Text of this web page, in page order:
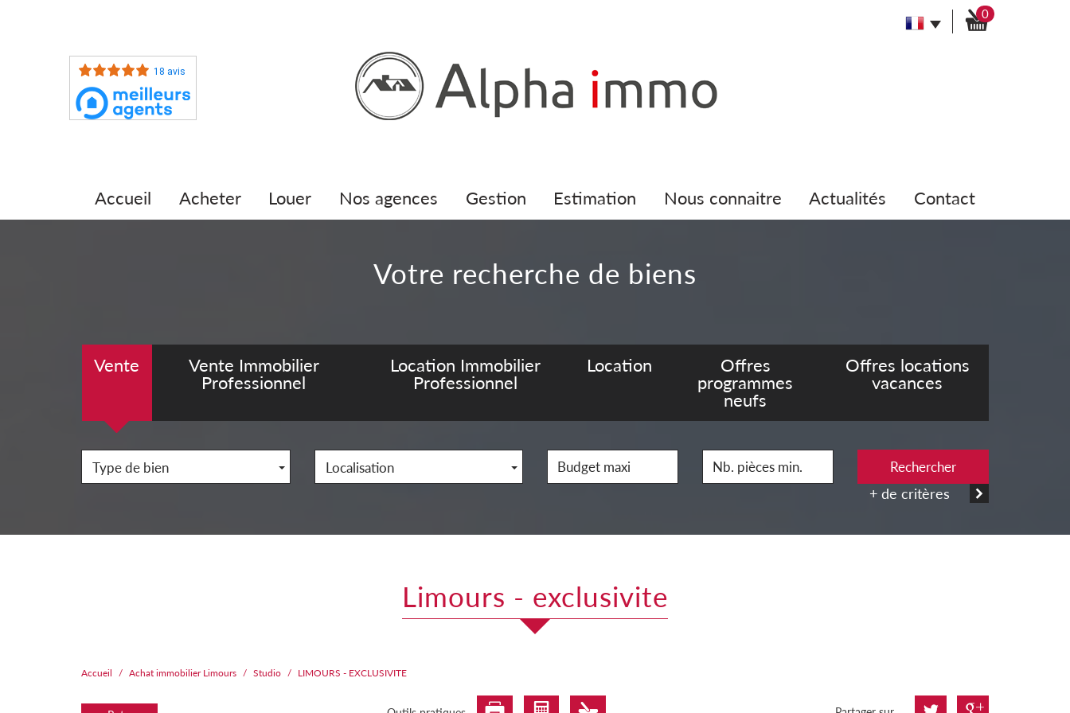
18 avis
0
accueil acheter louer nos agences gestion estimation nous connaitre actualités contact
votre recherche de biens
Vente
Vente Immobilier
Professionnel
Location Immobilier
Professionnel
Location
Offres
programmes
neufs
Offres locations
vacances
Type de bien Localisation Rechercher
+ de critères
limours - exclusivite
Accueil Achat immobilier Limours Studio LIMOURS - EXCLUSIVITE